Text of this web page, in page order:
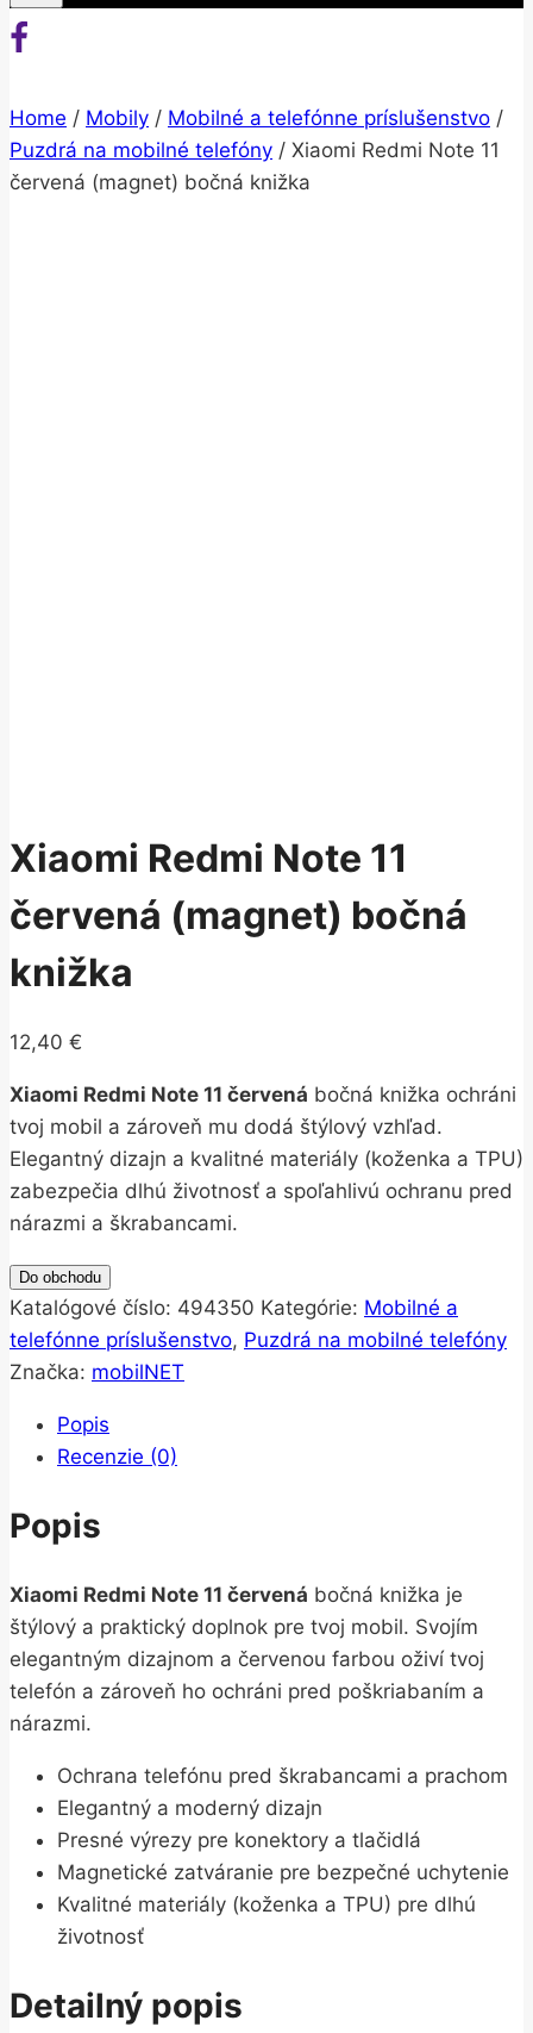
Home / Mobily / Mobilné a telefónne príslušenstvo /
Puzdrá na mobilné telefóny / Xiaomi Redmi Note 11
červená (magnet) bočná knižka
Xiaomi Redmi Note 11
červená (magnet) bočná
knižka
12,40 €
Xiaomi Redmi Note 11 červená bočná knižka ochráni
tvoj mobil a zároveň mu dodá štýlový vzhľad.
Elegantný dizajn a kvalitné materiály (koženka a TPU)
zabezpečia dlhú životnosť a spoľahlivú ochranu pred
nárazmi a škrabancami.
Do obchodu
Katalógové číslo: 494350 Kategórie: Mobilné a
telefónne príslušenstvo, Puzdrá na mobilné telefóny
Značka: mobilNET
Popis
Recenzie (0)
Popis
Xiaomi Redmi Note 11 červená bočná knižka je
štýlový a praktický doplnok pre tvoj mobil. Svojím
elegantným dizajnom a červenou farbou oživí tvoj
telefón a zároveň ho ochráni pred poškriabaním a
nárazmi.
Ochrana telefónu pred škrabancami a prachom
Elegantný a moderný dizajn
Presné výrezy pre konektory a tlačidlá
Magnetické zatváranie pre bezpečné uchytenie
Kvalitné materiály (koženka a TPU) pre dlhú
životnosť
Detailný popis